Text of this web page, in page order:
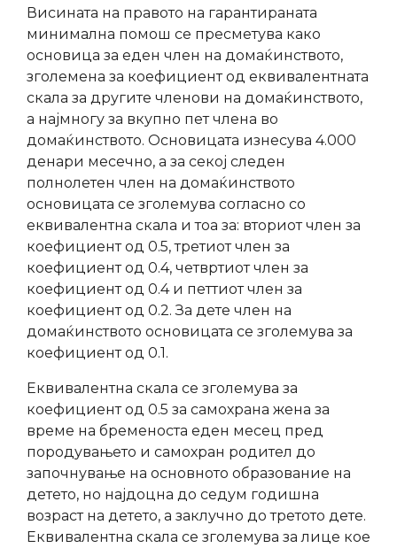
Висината на правото на гарантираната
минимална помош се пресметува како
основица за еден член на домаќинството,
зголемена за коефициент од еквивалентната
скала за другите членови на домаќинството,
а најмногу за вкупно пет члена во
домаќинството. Основицата изнесува 4.000
денари месечно, а за секој следен
полнолетен член на домаќинството
основицата се зголемува согласно со
еквивалентна скала и тоа за: вториот член за
коефициент од 0.5, третиот член за
коефициент од 0.4, четвртиот член за
коефициент од 0.4 и петтиот член за
коефициент од 0.2. За дете член на
домаќинството основицата се зголемува за
коефициент од 0.1.
Еквивалентна скала се зголемува за
коефициент од 0.5 за самохрана жена за
време на бременоста еден месец пред
породувањето и самохран родител до
започнување на основното образование на
детето, но најдоцна до седум годишна
возраст на детето, а заклучно до третото дете.
Еквивалентна скала се зголемува за лице кое